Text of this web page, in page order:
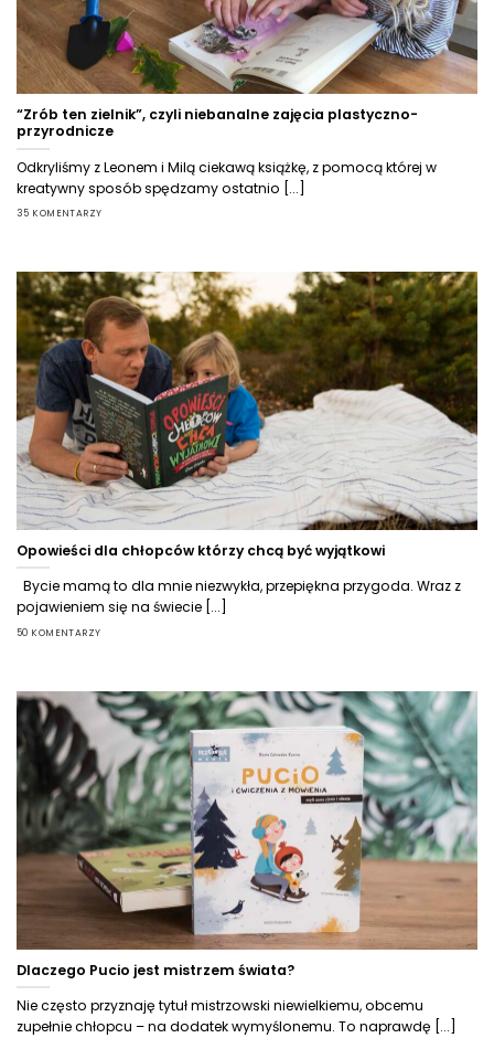
“Zrób ten zielnik”, czyli niebanalne zajęcia plastyczno-
przyrodnicze
Odkryliśmy z Leonem i Milą ciekawą książkę, z pomocą której w
kreatywny sposób spędzamy ostatnio [...]
35 KOMENTARZY
Opowieści dla chłopców którzy chcą być wyjątkowi
Bycie mamą to dla mnie niezwykła, przepiękna przygoda. Wraz z
pojawieniem się na świecie [...]
50 KOMENTARZY
Dlaczego Pucio jest mistrzem świata?
Nie często przyznaję tytuł mistrzowski niewielkiemu, obcemu
zupełnie chłopcu – na dodatek wymyślonemu. To naprawdę [...]